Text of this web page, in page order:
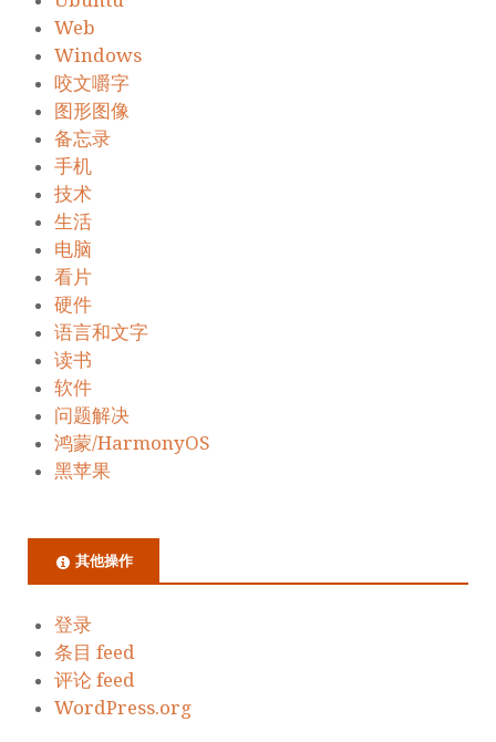
Web
Windows
咬文嚼字
图形图像
备忘录
手机
技术
生活
电脑
看片
硬件
语言和文字
读书
软件
问题解决
鸿蒙/HarmonyOS
黑苹果
其他操作
登录
条目 feed
评论 feed
WordPress.org